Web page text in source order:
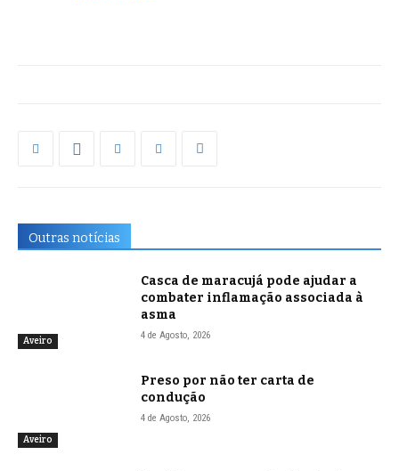
Outras notícias
Aveiro
Casca de maracujá pode ajudar a
combater inflamação associada à
asma
4 de Agosto, 2026
Aveiro
Preso por não ter carta de
condução
4 de Agosto, 2026